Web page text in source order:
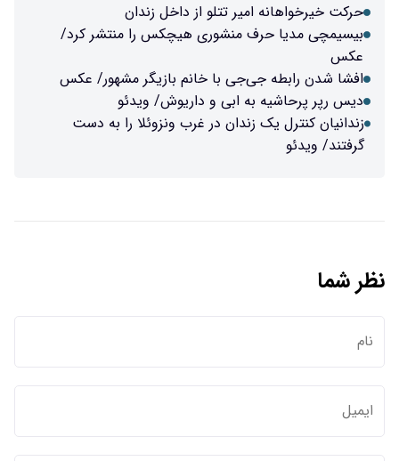
حرکت خیرخواهانه امیر تتلو از داخل زندان
بیسیمچی مدیا حرف منشوری هیچکس را منتشر کرد/
عکس
افشا شدن رابطه جی‌جی با خانم بازیگر مشهور/ عکس
دیس رپر پرحاشیه به ابی و داریوش/ ویدئو
زندانیان کنترل یک زندان در غرب ونزوئلا را به دست
گرفتند/ ویدئو
نظر شما